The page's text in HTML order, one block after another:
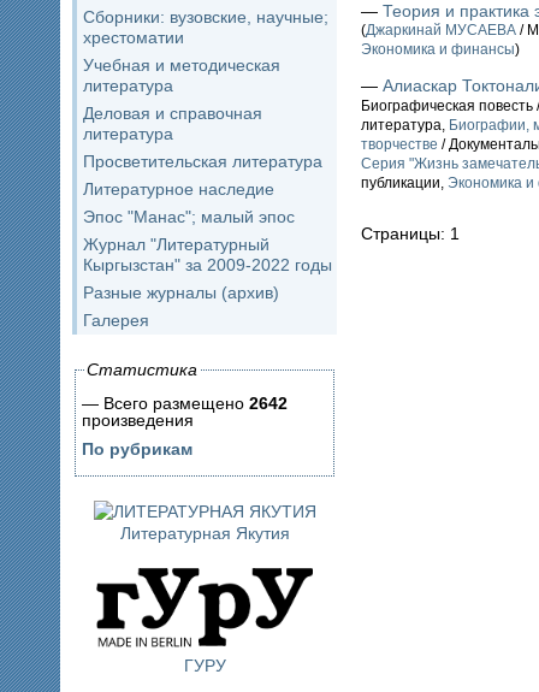
Сборники: вузовские, научные;
хрестоматии
Учебная и методическая
литература
Деловая и справочная
литература
Просветительская литература
Литературное наследие
Эпос "Манас"; малый эпос
Журнал "Литературный
Кыргызстан" за 2009-2022 годы
Разные журналы (архив)
Галерея
Статистика
— Всего размещено 2642
произведения
По рубрикам
Литературная Якутия
ГУРУ
— Теория и практика
(Джаркинай МУСАЕВА /
Экономика и финансы)
— Алиаскар
Биографическая
литература, Биографии,
творчестве /
Серия "Жизнь
публикации, Экономика
Страницы: 1